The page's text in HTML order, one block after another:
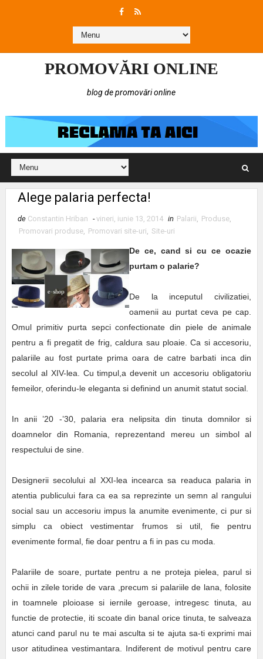
PROMOVĂRI ONLINE
blog de promovări online
Alege palaria perfecta!
de Constantin Hriban - vineri, iunie 13, 2014 in Palarii, Produse,
Promovari produse, Promovari site-uri, Site-uri
De ce, cand si cu ce ocazie
purtam o palarie?
De la inceputul civilizatiei,
oamenii au purtat ceva pe cap.
Omul primitiv purta sepci confectionate din piele de animale
pentru a fi pregatit de frig, caldura sau ploaie. Ca si accesoriu,
palariile au fost purtate prima oara de catre barbati inca din
secolul al XIV-lea. Cu timpul,a devenit un accesoriu obligatoriu
femeilor, oferindu-le eleganta si definind un anumit statut social.
In anii ’20 -’30, palaria era nelipsita din tinuta domnilor si
doamnelor din Romania, reprezentand mereu un simbol al
respectului de sine.
Designerii secolului al XXI-lea incearca sa readuca palaria in
atentia publicului fara ca ea sa reprezinte un semn al rangului
social sau un accesoriu impus la anumite evenimente, ci pur si
simplu ca obiect vestimentar frumos si util, fie pentru
evenimente formal, fie doar pentru a fi in pas cu moda.
Palariile de soare, purtate pentru a ne proteja pielea, parul si
ochii in zilele toride de vara ,precum si palariile de lana, folosite
in toamnele ploioase si iernile geroase, intregesc tinuta, au
functie de protectie, iti scoate din banal orice tinuta, te salveaza
atunci cand parul nu te mai asculta si te ajuta sa-ti exprimi mai
usor atitudinea vestimantara. Indiferent de motivul pentru care